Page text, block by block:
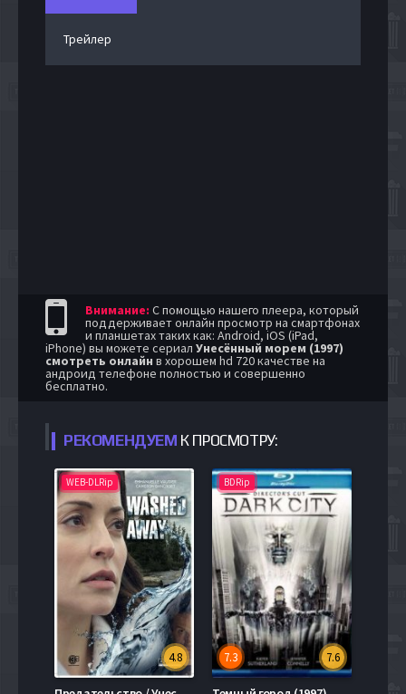
Трейлер
Внимание: С помощью нашего плеера, который
поддерживает онлайн просмотр на смартфонах
и планшетах таких как: Android, iOS (iPad,
iPhone) вы можете сериал Унесённый морем (1997)
смотреть онлайн в хорошем hd 720 качестве на
андроид телефоне полностью и совершенно
бесплатно.
РЕКОМЕНДУЕМ К ПРОСМОТРУ:
WEB-DLRip
4.8
BDRip
7.6
7.3